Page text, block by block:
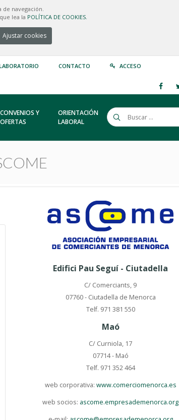
de navegación.
lea la POLÍTICA DE COOKIES.
Ajustar cookies
CONTACTO ACCESO
CONVENIOS Y
OFERTAS
ORIENTACIÓN
LABORAL
Edifici Pau Seguí - Ciutadella
C/ Comerciants, 9
07760 - Ciutadella de Menorca
Telf. 971 381 550
Maó
C/ Curniola, 17
07714 - Maó
Telf. 971 352 464
web corporativa: www.comerciomenorca.es
web socios: ascome.empresademenorca.org